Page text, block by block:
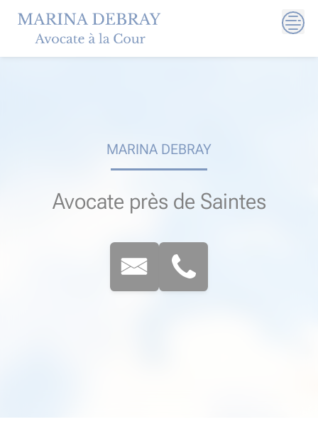
content
MARINA DEBRAY
Avocate près de Saintes